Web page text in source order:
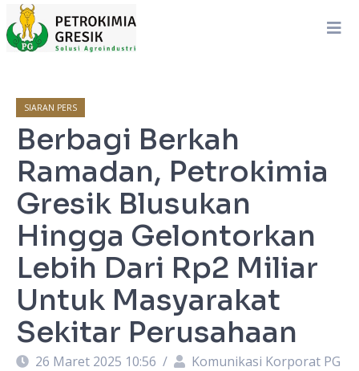
SIARAN PERS
Berbagi Berkah
Ramadan, Petrokimia
Gresik Blusukan
Hingga Gelontorkan
Lebih Dari Rp2 Miliar
Untuk Masyarakat
Sekitar Perusahaan
26 Maret 2025 10:56 /
Komunikasi Korporat PG